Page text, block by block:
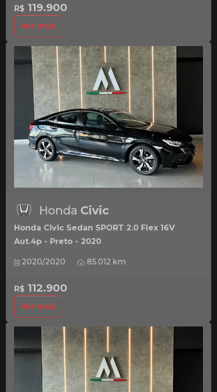
R$ 119.900
Ver mais
Honda Civic
Honda Civic Sedan SPORT 2.0 Flex 16V
Aut.4p - Preto - 2020
2020/2020 85.012 km
R$ 112.900
Ver mais